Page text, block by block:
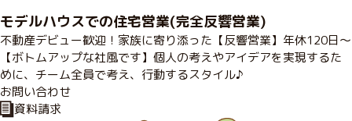
モデルハウスでの住宅営業(完全反響営業)
不動産デビュー歓迎！家族に寄り添った【反響営業】年休120日～
【ボトムアップな社風です】個人の考えやアイデアを実現するた
めに、チーム全員で考え、行動するスタイル♪
お問い合わせ
資料請求